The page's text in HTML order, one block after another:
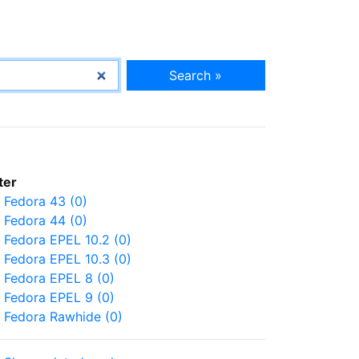
Search »
Fedora 43 (0)
Fedora 44 (0)
Fedora EPEL 10.2 (0)
Fedora EPEL 10.3 (0)
Fedora EPEL 8 (0)
Fedora EPEL 9 (0)
Fedora Rawhide (0)